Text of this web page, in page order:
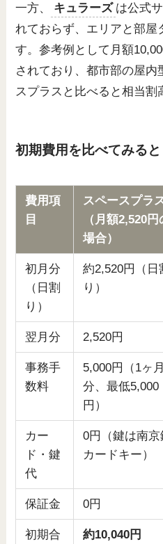
一方、 キュラーズ は公式
れておらず、エリアと部屋
す。参考例として月額
されており、都市部の屋内
スプラスと比べると相当割
初期費用を比べてみると
費用項
目
スペースプラ
（月額2,520円
場合）
初月分
（日割
り）
約2,520円（日
り）
翌月分 2,520円
事務手
数料
5,000円（1ヶ月
分、最低5,000
円）
カー
ド・鍵
代
0円（鍵は南京
カードキー）
保証金 0円
初期合
約10,040円